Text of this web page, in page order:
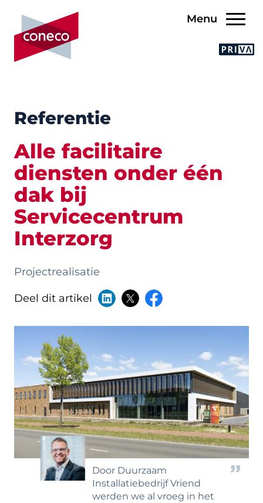
Menu
Referentie
Alle facilitaire
diensten onder één
dak bij
Servicecentrum
Interzorg
Projectrealisatie
Deel dit artikel
Door Duurzaam
Installatiebedrijf Vriend
werden we al vroeg in het